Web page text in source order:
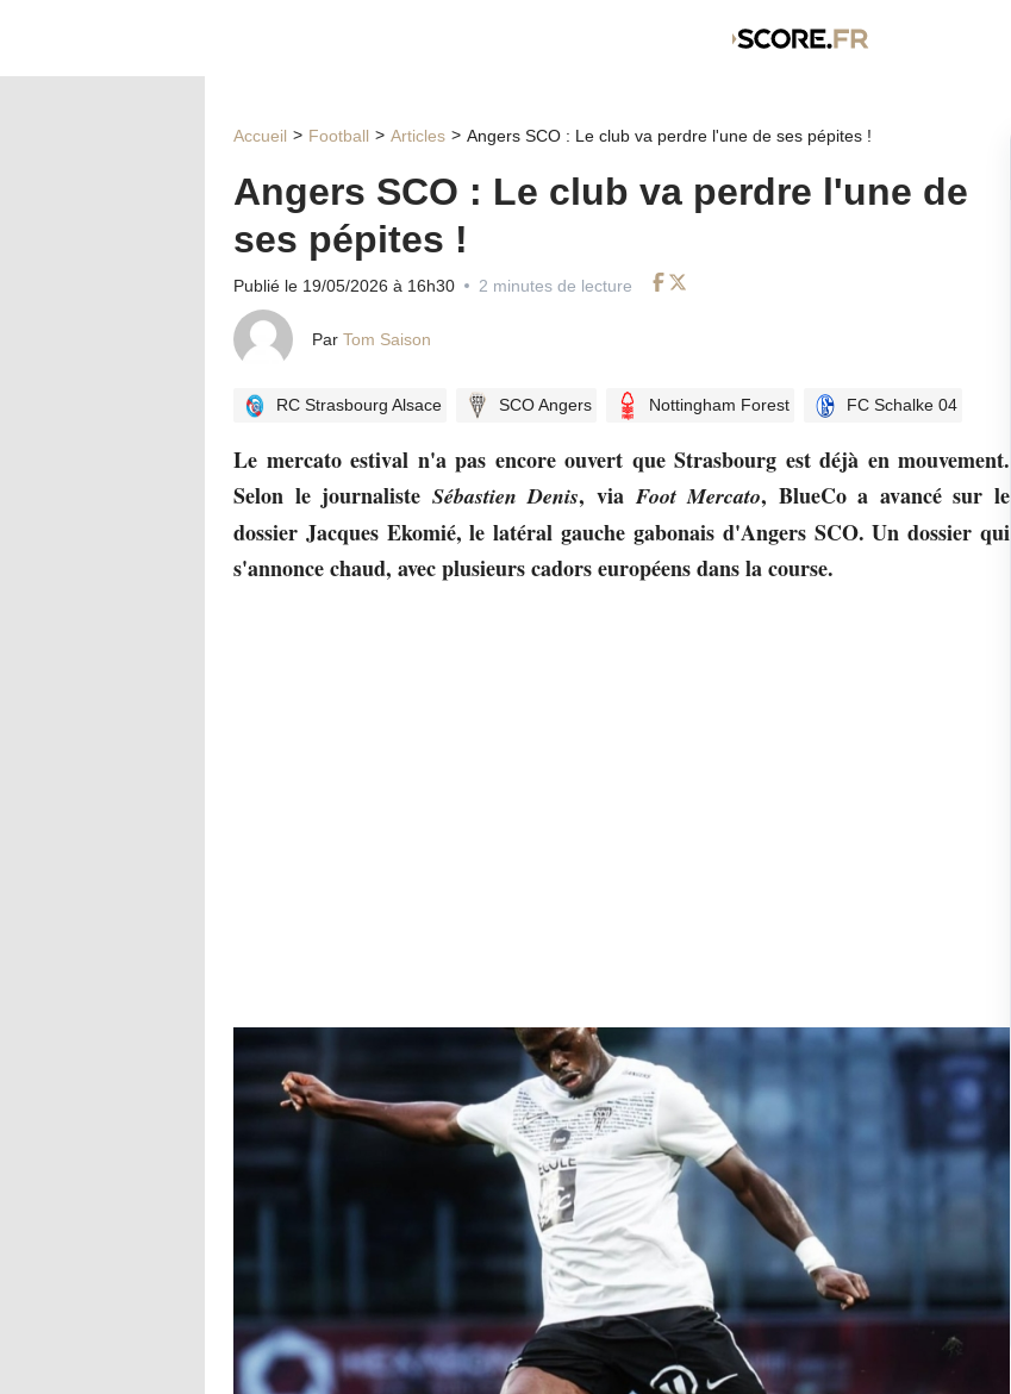
Accueil Football Articles Angers SCO : Le club va perdre l'une de ses pépites !
Angers SCO : Le club va perdre l'une de
ses pépites !
Publié le 19/05/2026 à 16h30
2 minutes de lecture
Par Tom Saison
RC Strasbourg Alsace SCO Angers Nottingham Forest FC Schalke 04
Le mercato estival n'a pas encore ouvert que Strasbourg est déjà en mouvement.
Selon le journaliste Sébastien Denis, viaFoot Mercato, BlueCo a avancé sur le
dossier Jacques Ekomié, le latéral gauche gabonais d'Angers SCO. Un dossier qui
s'annonce chaud, avec plusieurs cadors européens dans la course.